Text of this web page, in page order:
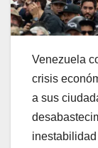
Venezuela
crisis
a sus